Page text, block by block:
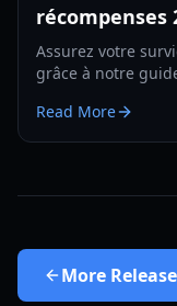
récompenses
Assurez votre
grâce à notre
récompenses
Read More
More Release